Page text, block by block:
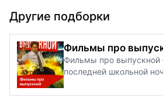
Другие подборки
Фильмы про
Фильмы про выпускной
последней школьной
жизнью. На нашем